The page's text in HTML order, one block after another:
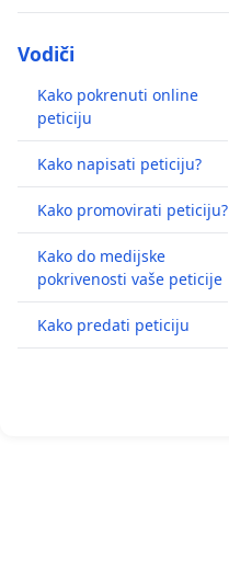
Vodiči
Kako pokrenuti online
peticiju
Kako napisati peticiju?
Kako promovirati peticiju?
Kako do medijske
pokrivenosti vaše peticije
Kako predati peticiju